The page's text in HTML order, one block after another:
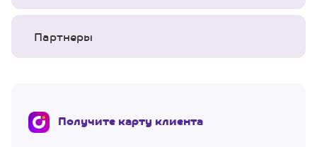
Партнеры
Получите карту клиента